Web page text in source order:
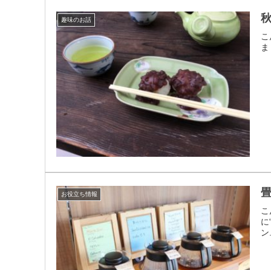
趣味のお話
お役立ち情報